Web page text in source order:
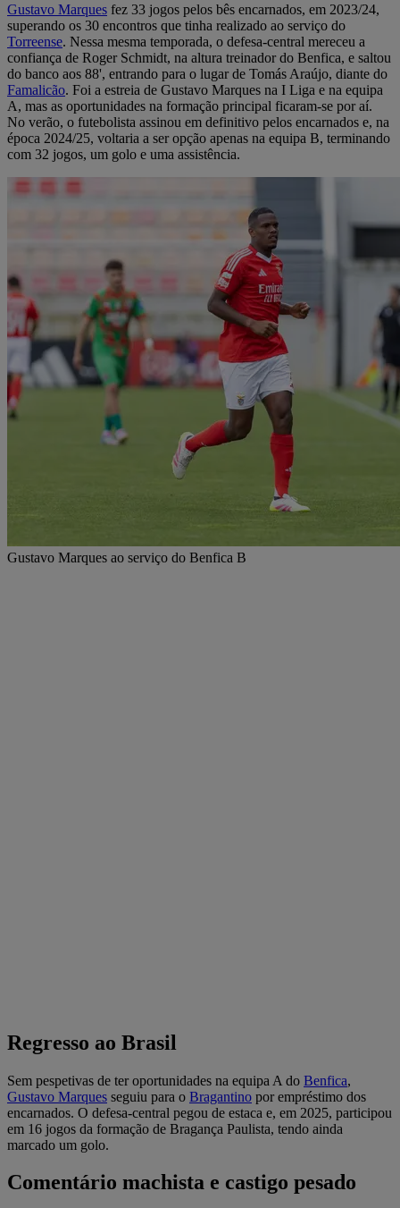
Gustavo Marques fez 33 jogos pelos bês encarnados, em 2023/24,
superando os 30 encontros que tinha realizado ao serviço do
Torreense. Nessa mesma temporada, o defesa-central mereceu a
confiança de Roger Schmidt, na altura treinador do Benfica, e saltou
do banco aos 88', entrando para o lugar de Tomás Araújo, diante do
Famalicão. Foi a estreia de Gustavo Marques na I Liga e na equipa
A, mas as oportunidades na formação principal ficaram-se por aí.
No verão, o futebolista assinou em definitivo pelos encarnados e, na
época 2024/25, voltaria a ser opção apenas na equipa B, terminando
com 32 jogos, um golo e uma assistência.
Gustavo Marques ao serviço do Benfica B
Regresso ao Brasil
Sem pespetivas de ter oportunidades na equipa A do Benfica,
Gustavo Marques seguiu para o Bragantino por empréstimo dos
encarnados. O defesa-central pegou de estaca e, em 2025, participou
em 16 jogos da formação de Bragança Paulista, tendo ainda
marcado um golo.
Comentário machista e castigo pesado